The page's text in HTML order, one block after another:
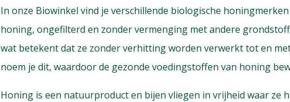
In onze Biowinkel vind je verschillende biologische
honing, ongefilterd en zonder vermenging met andere
wat betekent dat ze zonder verhitting worden verwerkt tot en
noem je dit, waardoor de gezonde voedingstoffen van honing
Honing is een natuurproduct en bijen vliegen in vrijheid waar ze